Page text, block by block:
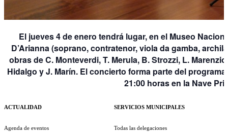
El jueves 4 de enero tendrá lugar, en el Museo
D’Arianna (soprano, contratenor, viola da gamba,
obras de C. Monteverdi, T. Merula, B. Strozzi, L.
Hidalgo y J. Marín. El concierto forma parte del
21:00 horas en la Nave
ACTUALIDAD
Agenda de eventos
SERVICIOS MUNICIPALES
Todas las delegaciones